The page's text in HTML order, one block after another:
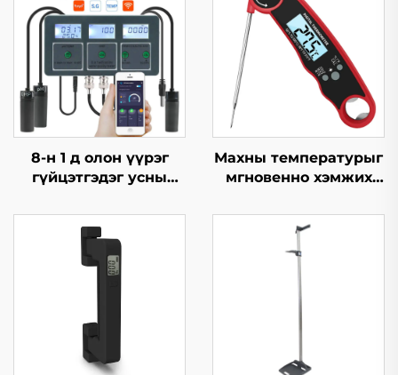
8-н 1 д олон үүрэг
гүйцэтгэдэг усны
Махны температурыг
мгновенно хэмжих